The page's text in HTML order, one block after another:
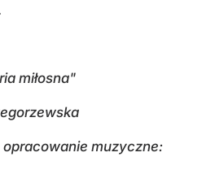
miłosna"
muzyczne: